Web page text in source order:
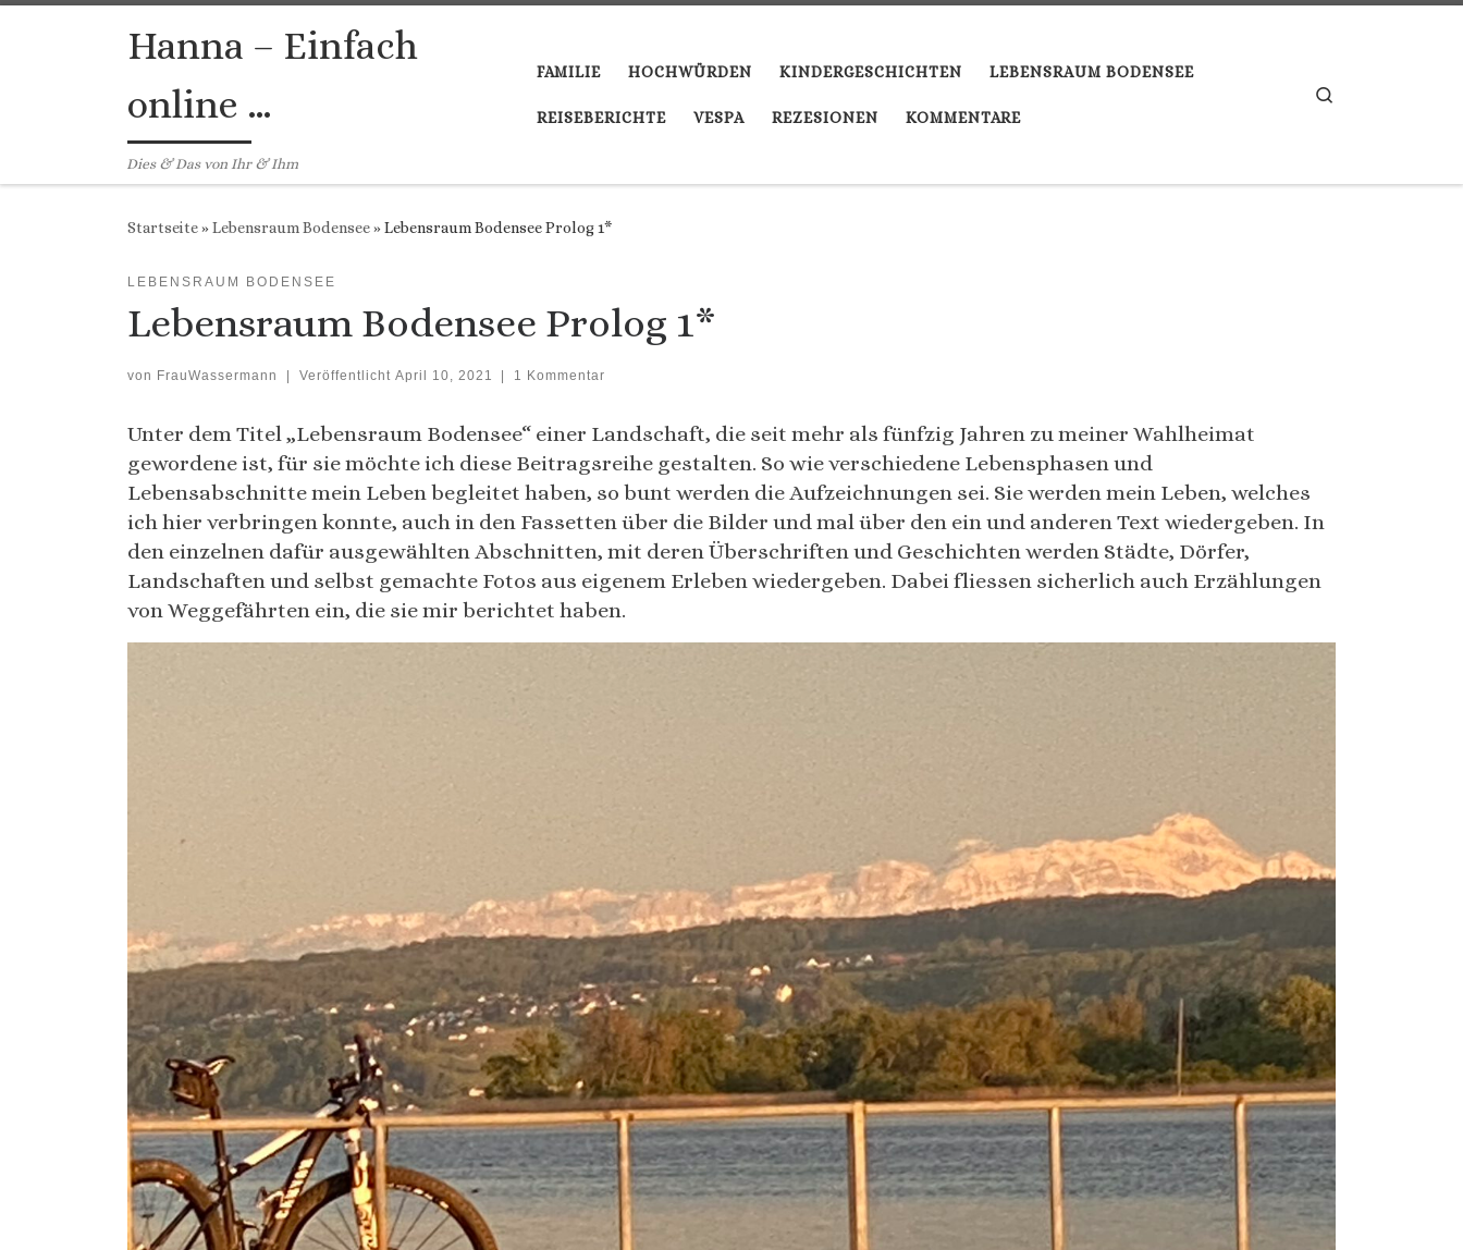
Zum Inhalt springenHanna – Einfach
online …
Dies & Das von Ihr & Ihm
FAMILIE HOCHWÜRDEN KINDERGESCHICHTEN LEBENSRAUM BODENSEE
REISEBERICHTE VESPA REZESIONEN KOMMENTARE
Startseite»Lebensraum Bodensee»Lebensraum Bodensee Prolog 1*
LEBENSRAUM BODENSEE
Lebensraum Bodensee Prolog 1*
von FrauWassermann Veröffentlicht April 10, 2021 1 Kommentar
Unter dem Titel „Lebensraum Bodensee“ einer Landschaft, die seit mehr als fünfzig Jahren zu meiner Wahlheimat
gewordene ist, für sie möchte ich diese Beitragsreihe gestalten. So wie verschiedene Lebensphasen und
Lebensabschnitte mein Leben begleitet haben, so bunt werden die Aufzeichnungen sei. Sie werden mein Leben, welches
ich hier verbringen konnte, auch in den Fassetten über die Bilder und mal über den ein und anderen Text wiedergeben. In
den einzelnen dafür ausgewählten Abschnitten, mit deren Überschriften und Geschichten werden Städte, Dörfer,
Landschaften und selbst gemachte Fotos aus eigenem Erleben wiedergeben. Dabei fliessen sicherlich auch Erzählungen
von Weggefährten ein, die sie mir berichtet haben.